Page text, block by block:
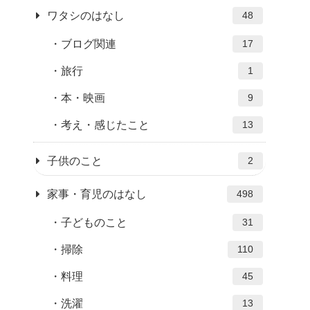
ワタシのはなし 48
ブログ関連 17
旅行 1
本・映画 9
考え・感じたこと 13
子供のこと 2
家事・育児のはなし 498
子どものこと 31
掃除 110
料理 45
洗濯 13